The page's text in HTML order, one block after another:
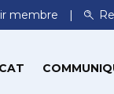
membre